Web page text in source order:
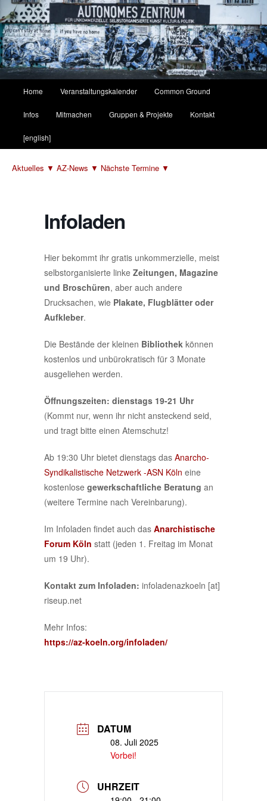
Zum
primären
Inhalt
springen
Zum
sekundären
Inhalt
springen
Home Veranstaltungskalender Common Ground
Infos Mitmachen Gruppen & Projekte Kontakt
[english]
Aktuelles ▼ AZ-News ▼ Nächste Termine ▼
Infoladen
Hier bekommt ihr gratis unkommerzielle, meist
selbstorganisierte linke Zeitungen, Magazine
und Broschüren, aber auch andere
Drucksachen, wie Plakate, Flugblätter oder
Aufkleber.
Die Bestände der kleinen Bibliothek können
kostenlos und unbürokratisch für 3 Monate
ausgeliehen werden.
Öffnungszeiten: dienstags 19-21 Uhr
(Kommt nur, wenn ihr nicht ansteckend seid,
und tragt bitte einen Atemschutz!
Ab 19:30 Uhr bietet dienstags das Anarcho-
Syndikalistische Netzwerk -ASN Köln eine
kostenlose gewerkschaftliche Beratung an
(weitere Termine nach Vereinbarung).
Im Infoladen findet auch das Anarchistische
Forum Köln statt (jeden 1. Freitag im Monat
um 19 Uhr).
Kontakt zum Infoladen: infoladenazkoeln [at]
riseup.net
Mehr Infos:
https://az-koeln.org/infoladen/
DATUM
08. Juli 2025
Vorbei!
UHRZEIT